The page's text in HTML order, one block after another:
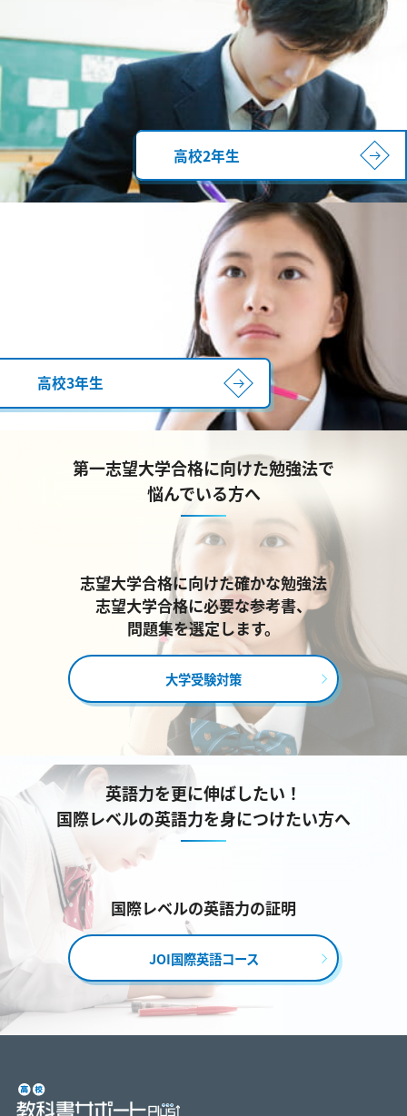
高校2年生
高校3年生
第一志望大学合格に向けた勉強法で
悩んでいる方へ
志望大学合格に向けた確かな勉強法
志望大学合格に必要な参考書、
問題集を選定します。
大学受験対策
英語力を更に伸ばしたい！
国際レベルの英語力を身につけたい方へ
国際レベルの英語力の証明
JOI国際英語コース